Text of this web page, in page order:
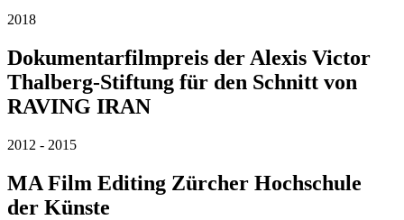
2018
Dokumentarfilmpreis der Alexis Victor
Thalberg-Stiftung für den Schnitt von
RAVING IRAN
2012 - 2015
MA Film Editing Zürcher Hochschule
der Künste